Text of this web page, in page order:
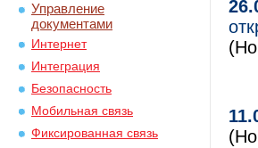
Управление
документами
Интернет
Интеграция
Безопасность
Мобильная связь
Фиксированная связь